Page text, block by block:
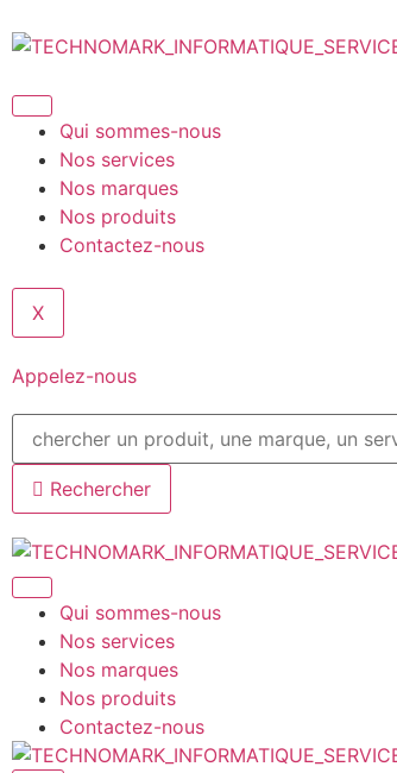
Qui sommes-nous
Nos services
Nos marques
Nos produits
Contactez-nous
X
Appelez-nous
Rechercher
Qui sommes-nous
Nos services
Nos marques
Nos produits
Contactez-nous